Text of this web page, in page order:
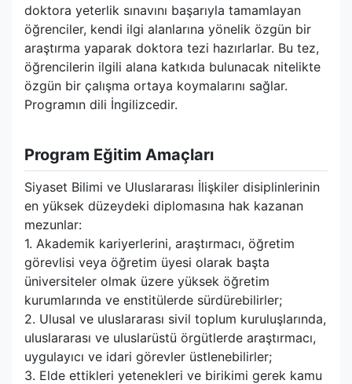
doktora yeterlik sınavını başarıyla tamamlayan
öğrenciler, kendi ilgi alanlarına yönelik özgün bir
araştırma yaparak doktora tezi hazırlarlar. Bu tez,
öğrencilerin ilgili alana katkıda bulunacak nitelikte
özgün bir çalışma ortaya koymalarını sağlar.
Programın dili İngilizcedir.
Program Eğitim Amaçları
Siyaset Bilimi ve Uluslararası İlişkiler disiplinlerinin
en yüksek düzeydeki diplomasına hak kazanan
mezunlar:
1. Akademik kariyerlerini, araştırmacı, öğretim
görevlisi veya öğretim üyesi olarak başta
üniversiteler olmak üzere yüksek öğretim
kurumlarında ve enstitülerde sürdürebilirler;
2. Ulusal ve uluslararası sivil toplum kuruluşlarında,
uluslararası ve uluslarüstü örgütlerde araştırmacı,
uygulayıcı ve idari görevler üstlenebilirler;
3. Elde ettikleri yetenekleri ve birikimi gerek kamu